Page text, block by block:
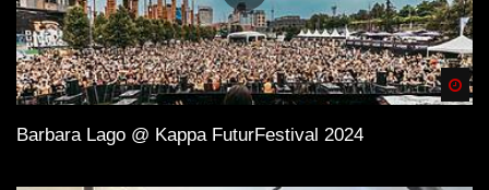
Barbara Lago @ Kappa FuturFestival 2024